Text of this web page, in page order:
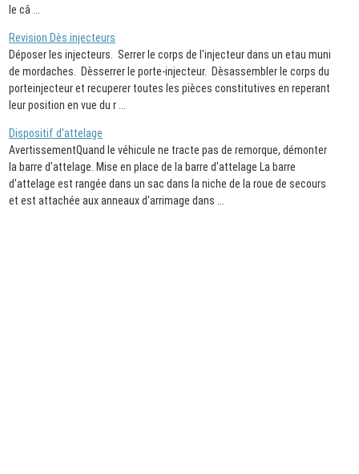
le câ ...
Revision Dès injecteurs
Déposer les injecteurs. Serrer le corps de l'injecteur dans un etau muni
de mordaches. Dèsserrer le porte-injecteur. Dèsassembler le corps du
porteinjecteur et recuperer toutes les pièces constitutives en reperant
leur position en vue du r ...
Dispositif d'attelage
AvertissementQuand le véhicule ne tracte pas de remorque, démonter
la barre d'attelage. Mise en place de la barre d'attelage La barre
d'attelage est rangée dans un sac dans la niche de la roue de secours
et est attachée aux anneaux d'arrimage dans ...